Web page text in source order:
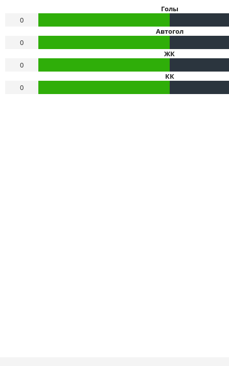
Голы
0
Автогол
0
ЖК
0
КК
0